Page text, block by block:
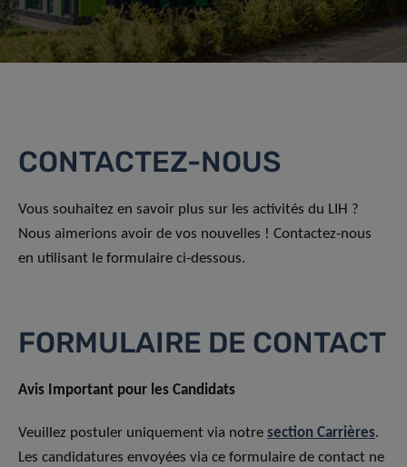
CONTACTEZ-NOUS
Vous souhaitez en savoir plus sur les activités du LIH ?
Nous aimerions avoir de vos nouvelles ! Contactez-nous
en utilisant le formulaire ci-dessous.
FORMULAIRE DE CONTACT
Avis Important pour les Candidats
Veuillez postuler uniquement via notre section Carrières.
Les candidatures envoyées via ce formulaire de contact ne